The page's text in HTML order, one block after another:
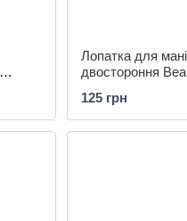
Лопатка для
двостороння
125 грн